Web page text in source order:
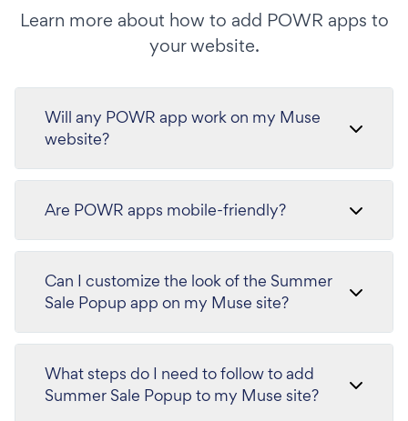
Learn more about how to add POWR apps to
your website.
Will any POWR app work on my Muse
website?
Are POWR apps mobile-friendly?
Can I customize the look of the Summer
Sale Popup app on my Muse site?
What steps do I need to follow to add
Summer Sale Popup to my Muse site?